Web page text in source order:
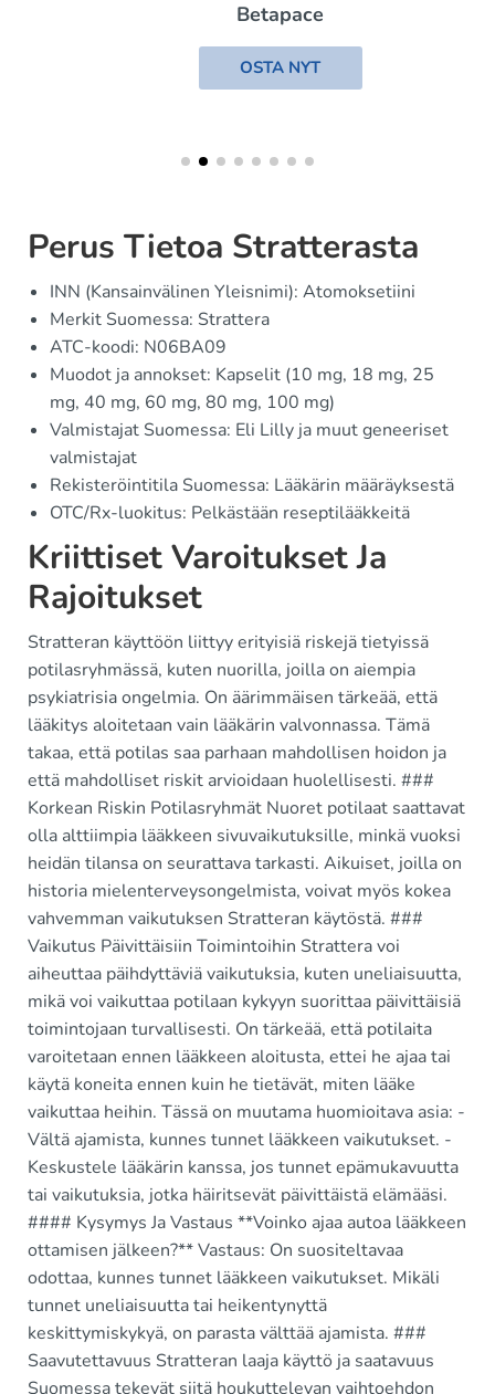
Betapace
OSTA NYT
Perus Tietoa Stratterasta
INN (Kansainvälinen Yleisnimi): Atomoksetiini
Merkit Suomessa: Strattera
ATC-koodi: N06BA09
Muodot ja annokset: Kapselit (10 mg, 18 mg, 25
mg, 40 mg, 60 mg, 80 mg, 100 mg)
Valmistajat Suomessa: Eli Lilly ja muut geneeriset
valmistajat
Rekisteröintitila Suomessa: Lääkärin määräyksestä
OTC/Rx-luokitus: Pelkästään reseptilääkkeitä
Kriittiset Varoitukset Ja
Rajoitukset
Stratteran käyttöön liittyy erityisiä riskejä tietyissä
potilasryhmässä, kuten nuorilla, joilla on aiempia
psykiatrisia ongelmia. On äärimmäisen tärkeää, että
lääkitys aloitetaan vain lääkärin valvonnassa. Tämä
takaa, että potilas saa parhaan mahdollisen hoidon ja
että mahdolliset riskit arvioidaan huolellisesti. ###
Korkean Riskin Potilasryhmät Nuoret potilaat saattavat
olla alttiimpia lääkkeen sivuvaikutuksille, minkä vuoksi
heidän tilansa on seurattava tarkasti. Aikuiset, joilla on
historia mielenterveysongelmista, voivat myös kokea
vahvemman vaikutuksen Stratteran käytöstä. ###
Vaikutus Päivittäisiin Toimintoihin Strattera voi
aiheuttaa päihdyttäviä vaikutuksia, kuten uneliaisuutta,
mikä voi vaikuttaa potilaan kykyyn suorittaa päivittäisiä
toimintojaan turvallisesti. On tärkeää, että potilaita
varoitetaan ennen lääkkeen aloitusta, ettei he ajaa tai
käytä koneita ennen kuin he tietävät, miten lääke
vaikuttaa heihin. Tässä on muutama huomioitava asia: -
Vältä ajamista, kunnes tunnet lääkkeen vaikutukset. -
Keskustele lääkärin kanssa, jos tunnet epämukavuutta
tai vaikutuksia, jotka häiritsevät päivittäistä elämääsi.
#### Kysymys Ja Vastaus **Voinko ajaa autoa lääkkeen
ottamisen jälkeen?** Vastaus: On suositeltavaa
odottaa, kunnes tunnet lääkkeen vaikutukset. Mikäli
tunnet uneliaisuutta tai heikentynyttä
keskittymiskykyä, on parasta välttää ajamista. ###
Saavutettavuus Stratteran laaja käyttö ja saatavuus
Suomessa tekevät siitä houkuttelevan vaihtoehdon